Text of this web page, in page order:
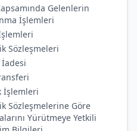
Gelenlerin
İşlemleri
Sözleşmeleri
İşlemleri
Sözleşmelerine Göre
Yürütmeye Yetkili